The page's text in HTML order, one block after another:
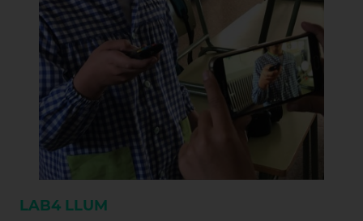
LAB4 LLUM